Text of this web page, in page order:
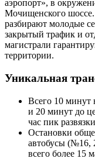
аэропорт», в
Мочищенского шоссе.
разбирают молодые
закрытый трафик и
магистрали
территории.
Уникальная
Всего 10 минут
и 20 минут до
час пик
Остановки
автобусы (№16,
всего более 15